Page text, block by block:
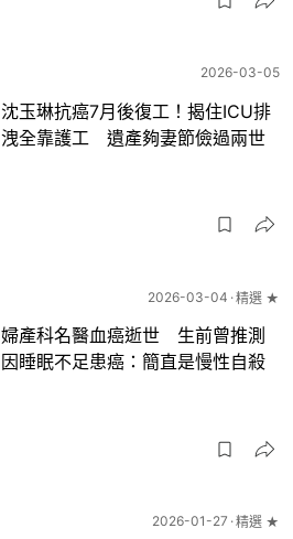
2026-03-05
沈玉琳抗癌7月後復工！揭住ICU排
洩全靠護工 遺產夠妻節儉過兩世
2026-03-04 精選 ★
婦產科名醫血癌逝世 生前曾推測
因睡眠不足患癌：簡直是慢性自殺
2026-01-27 精選 ★